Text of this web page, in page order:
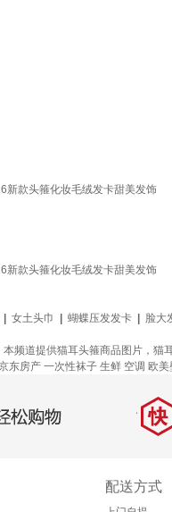
新款头箍化妆毛绒发卡甜美发饰
新款头箍化妆毛绒发卡甜美发饰
女土头巾 蝴蝶压发发卡 脸大
频道提供猫耳头箍商品图片，
东房产 一次性袜子 生鲜 空调 欧美
购物 快
配送方式